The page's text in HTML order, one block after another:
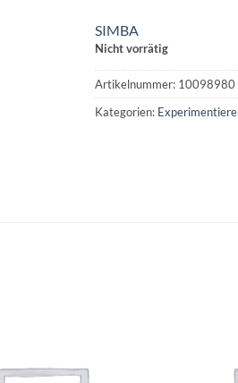
SIMBA
Nicht vorrätig
Artikelnummer: 10098980
Kategorien: